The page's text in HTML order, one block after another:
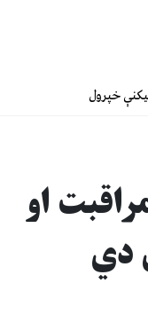
خپرول
او
دي